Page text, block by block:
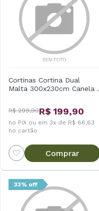
Cortinas Cortina Dual
Malta 300x230cm Canela .
R$ 299,90R$ 199,90
no PIX ou em 3x de R$ 66,63
no cartão
Comprar
33% off